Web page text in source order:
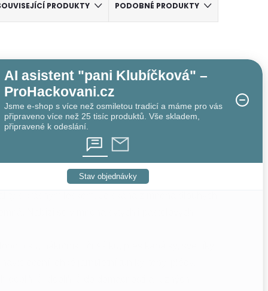
PRODUKTY PODOBNÉ PRODUKTY
s krásným leskem. Je skána z mnoha dlouhých
Nabízí se v mnoha sytých i pastelových
nákrčníků či šátků, přes kabátky, svetříky,
ocení lehké jarní/letní tuniky, topy, plédy,
doplňků, doplňků do domácnosti a různých
AI asistent "pani Klubíčková" –
ProHackovani.cz
Jsme e-shop s více než osmiletou tradicí a máme pro vás
připraveno více než 25 tisíc produktů. Vše skladem,
připravené k odeslání.
Stav objednávky